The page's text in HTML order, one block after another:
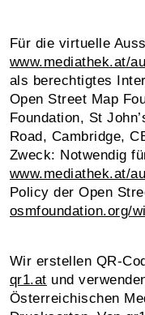
Für die virtuelle
www.mediathek.at/
als berechtigtes
Open Street Map
Foundation, St
Road, Cambridge,
Zweck: Notwendig
www.mediathek.at/
Policy der Open
osmfoundation.org/
Wir erstellen QR-
qr1.at und
Österreichischen